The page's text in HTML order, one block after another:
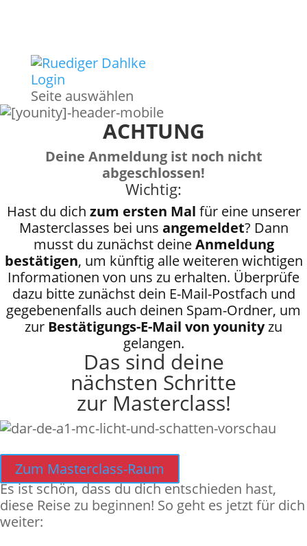
Login
Seite auswählen
ACHTUNG
Deine Anmeldung ist noch nicht
abgeschlossen!
Wichtig:
Hast du dich zum ersten Mal für eine unserer
Masterclasses bei uns angemeldet? Dann
musst du zunächst deineAnmeldung
bestätigen, um künftig alle weiteren wichtigen
Informationen von uns zu erhalten. Überprüfe
dazu bitte zunächst dein E-Mail-Postfach und
gegebenenfalls auch deinen Spam-Ordner, um
zur Bestätigungs-E-Mail von younityzu
gelangen.
Das sind deine
nächsten Schritte
zur Masterclass!
Zum Masterclass-Raum
Es ist schön, dass du dich entschieden hast,
diese Reise zu beginnen! So geht es jetzt für dich
weiter: